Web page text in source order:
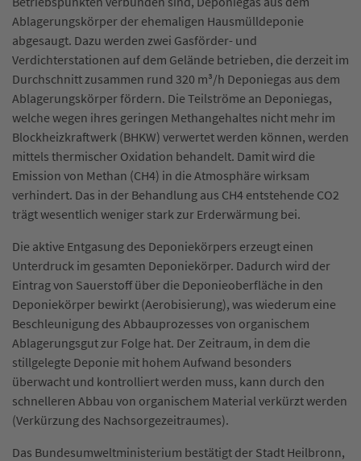
Ablagerungskörper der ehemaligen Hausmülldeponie
abgesaugt. Dazu werden zwei Gasförder- und
Verdichterstationen auf dem Gelände betrieben, die derzeit im
Durchschnitt zusammen rund 320 m³/h Deponiegas aus dem
Ablagerungskörper fördern. Die Teilströme an Deponiegas,
welche wegen ihres geringen Methangehaltes nicht mehr im
Blockheizkraftwerk (BHKW) verwertet werden können, werden
mittels thermischer Oxidation behandelt. Damit wird die
Emission von Methan (CH4) in die Atmosphäre wirksam
verhindert. Das in der Behandlung aus CH4 entstehende CO2
trägt wesentlich weniger stark zur Erderwärmung bei.
Die aktive Entgasung des Deponiekörpers erzeugt einen
Unterdruck im gesamten Deponiekörper. Dadurch wird der
Eintrag von Sauerstoff über die Deponieoberfläche in den
Deponiekörper bewirkt (Aerobisierung), was wiederum eine
Beschleunigung des Abbauprozesses von organischem
Ablagerungsgut zur Folge hat. Der Zeitraum, in dem die
stillgelegte Deponie mit hohem Aufwand besonders
überwacht und kontrolliert werden muss, kann durch den
schnelleren Abbau von organischem Material verkürzt werden
(Verkürzung des Nachsorgezeitraumes).
Das Bundesumweltministerium bestätigt der Stadt Heilbronn,